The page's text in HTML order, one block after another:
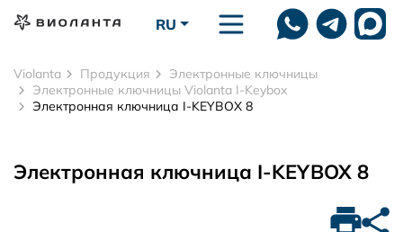
RU
Violanta Продукция
Электронные ключницы
Электронные ключницы Violanta I-Keybox
Электронная ключница I-KEYBOX 8
Электронная ключница I-KEYBOX 8